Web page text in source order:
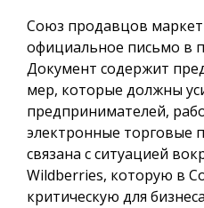
Союз продавцов
официальное письмо в
Документ содержит
мер, которые должны
предпринимателей,
электронные торговые
связана с ситуацией
Wildberries, которую в
критическую для